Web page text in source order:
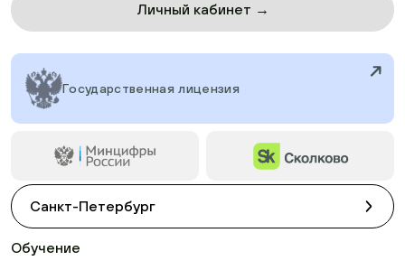
Личный кабинет →
Государственная лицензия
Санкт-Петербург
Обучение